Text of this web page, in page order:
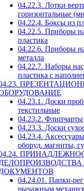
04.22.3. Лотки
горизонтальные
04.22.4. Боксы из
04.22.5. Приборы
пластика
04.22.6. Приборы
металла
04.22.7. Наборы
пластика с
04.23.1. Доски
текстильные
04.23.2. Флипчарты
04.23.3. Доски
04.23.4.
оборуд. магниты,
04.24.01. Папки-
рычажным